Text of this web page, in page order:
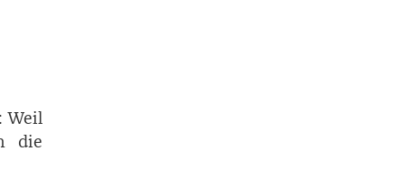
Weil
die